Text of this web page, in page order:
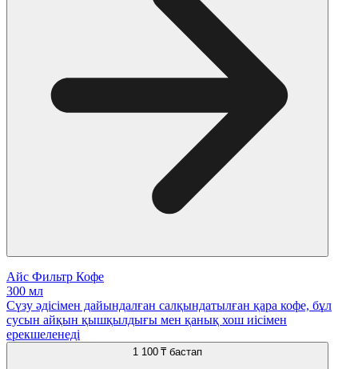
Айс Фильтр Кофе
300 мл
Сүзу әдісімен дайындалған салқындатылған қара кофе, бұл
сусын айқын қышқылдығы мен қанық хош иісімен
ерекшеленеді
1 100 ₸ бастап